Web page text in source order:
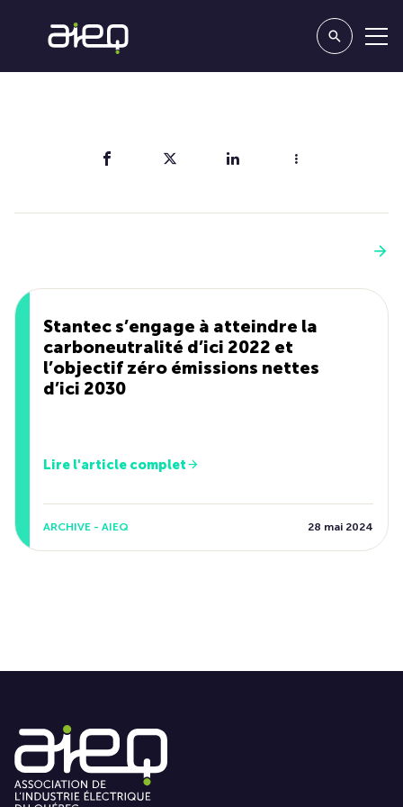
Stantec s’engage à atteindre la
carboneutralité d’ici 2022 et
l’objectif zéro émissions nettes
d’ici 2030
Lire l'article complet
ARCHIVE - AIEQ 28 mai 2024